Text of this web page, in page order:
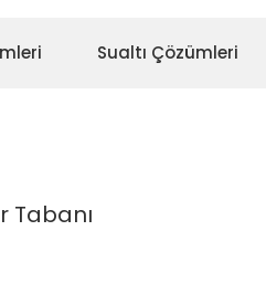
Sualtı Çözümleri
Tabanı